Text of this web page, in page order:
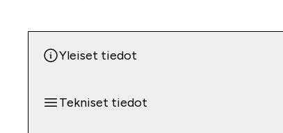
Yleiset tiedot
Tekniset tiedot